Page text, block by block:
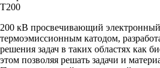
200 кВ просвечивающий
термоэмиссионным катодом,
решения задач в таких областях как
этом позволяя решать задачи и